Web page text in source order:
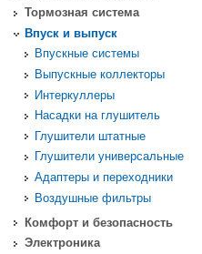
Тормозная система
Впуск и выпуск
Впускные системы
Выпускные коллекторы
Интеркуллеры
Насадки на глушитель
Глушители штатные
Глушители универсальные
Адаптеры и переходники
Воздушные фильтры
Комфорт и безопасность
Электроника